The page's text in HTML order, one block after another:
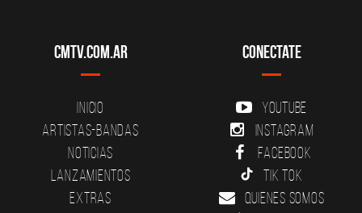
CMTV.com.ar
Inicio
Artistas-Bandas
Noticias
Lanzamientos
Extras
Conectate
YouTube
Instagram
Facebook
Tik Tok
Quienes somos